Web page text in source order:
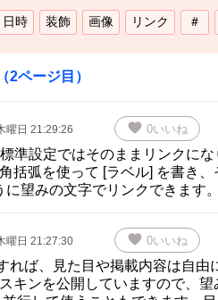
（2ページ目）
曜日 21:29:26 favorite 0いいね
準設定ではそのままリンクにな
括弧を使って [ラベル] を書き
に望みの文字でリンクできます。
曜日 21:27:30 favorite 0いいね
ば、見た目や掲載内容は自由
キンを公開していますので、